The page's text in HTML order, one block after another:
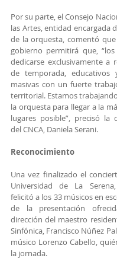
Por su parte, el Consejo
las Artes, entidad encargada
de la orquesta, comentó
gobierno permitirá que,
dedicarse exclusivamente a
de temporada, educativos
masivas con un fuerte
territorial. Estamos
la orquesta para llegar a la
lugares posible”, precisó la
del CNCA, Daniela Serani.
Reconocimiento
Una vez finalizado el
Universidad de La
felicitó a los 33 músicos en
de la presentación
dirección del maestro
Sinfónica, Francisco Núñez
músico Lorenzo Cabello,
la jornada.